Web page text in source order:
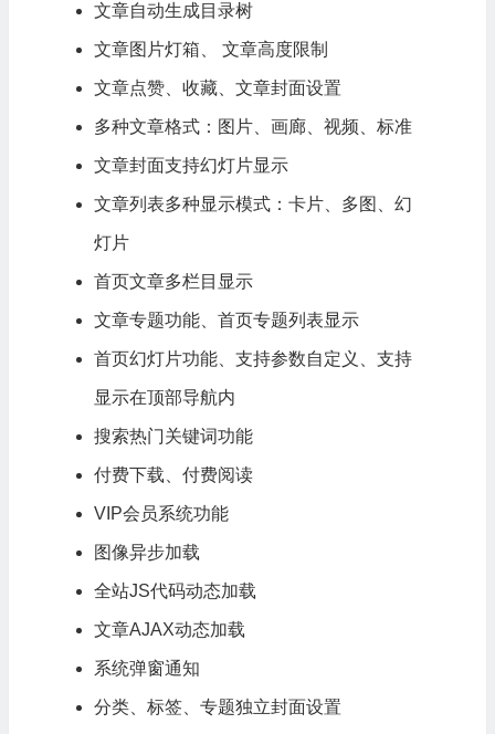
文章自动生成目录树
文章图片灯箱、 文章高度限制
文章点赞、收藏、文章封面设置
多种文章格式：图片、画廊、视频、标准
文章封面支持幻灯片显示
文章列表多种显示模式：卡片、多图、幻
灯片
首页文章多栏目显示
文章专题功能、首页专题列表显示
首页幻灯片功能、支持参数自定义、支持
显示在顶部导航内
搜索热门关键词功能
付费下载 、付费阅读
VIP会员系统功能
图像异步加载
全站JS代码动态加载
文章AJAX动态加载
系统弹窗通知
分类、标签、专题独立封面设置